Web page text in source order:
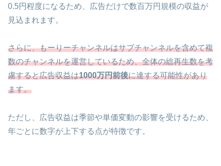
0.5円程度になるため、広告だけで数百万円規模の収益が
見込まれます。
さらに、もーりーチャンネルはサブチャンネルを含めて複
数のチャンネルを運営しているため、全体の総再生数を考
慮すると広告収益は1000万円前後に達する可能性があり
ます。
ただし、広告収益は季節や単価変動の影響を受けるため、
年ごとに数字が上下する点が特徴です。